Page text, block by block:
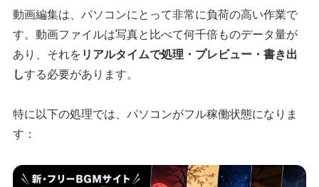
動画編集は、パソコンにとって非常に負荷の高い作業で
す。動画ファイルは写真と比べて何千倍ものデータ量が
あり、それを リアルタイムで処理・プレビュー・書き出
しする必要があります。
特に以下の処理では、パソコンがフル稼働状態になりま
す：